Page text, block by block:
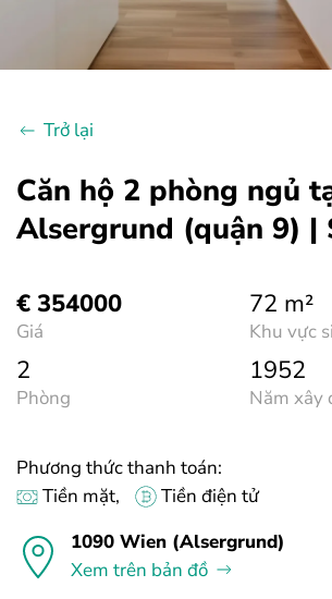
Trở lại
Căn hộ 2 phòng ngủ
Alsergrund (quận 9) |
€ 354000
Giá
72 m²
Khu vực
2
Phòng
1952
Năm xây
Phương thức thanh toán:
Tiền mặt,
Tiền điện tử
1090 Wien (Alsergrund)
Xem trên bản đồ